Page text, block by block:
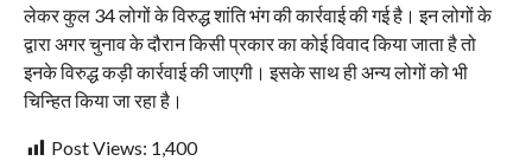
लेकर कुल 34 लोगों के विरुद्ध शांति भंग की कार्रवाई की गई है। इन लोगों के
द्वारा अगर चुनाव के दौरान किसी प्रकार का कोई विवाद किया जाता है तो
इनके विरुद्ध कड़ी कार्रवाई की जाएगी। इसके साथ ही अन्य लोगों को भी
चिन्हित किया जा रहा है।
Post Views: 1,400